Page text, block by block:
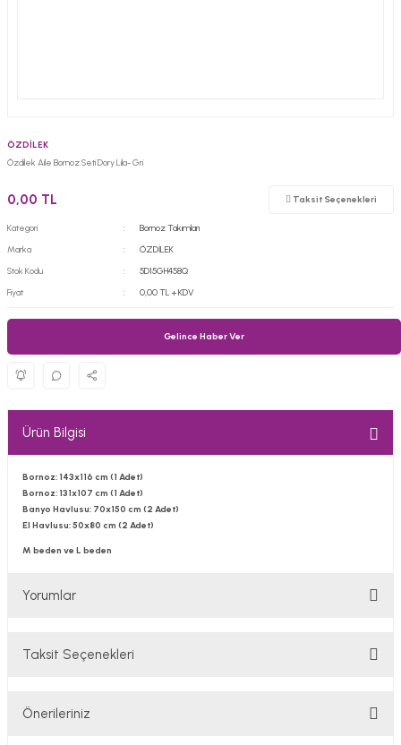
ÖZDİLEK
Özdilek Aile Bornoz Seti Dory Lila- Gri
0,00 TL Taksit Seçenekleri
Kategori
Bornoz Takımları
Marka
ÖZDİLEK
Stok Kodu
5D15GH458Q
Fiyat
0,00 TL + KDV
Gelince Haber Ver
Ürün Bilgisi
Bornoz: 143x116 cm (1 Adet)
Bornoz: 131x107 cm (1 Adet)
Banyo Havlusu: 70x150 cm (2 Adet)
El Havlusu: 50x80 cm (2 Adet)
M beden ve L beden
Yorumlar
Taksit Seçenekleri
Önerileriniz